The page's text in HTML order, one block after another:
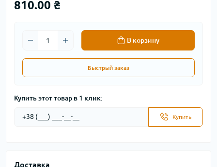
810.00 ₴
В корзину
Быстрый заказ
Купить этот товар в 1 клик:
Купить
Доставка